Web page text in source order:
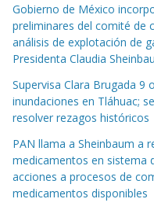
Gobierno de México
preliminares del comité de
análisis de explotación de
Presidenta Claudia
Supervisa Clara Brugada 9
inundaciones en Tláhuac;
resolver rezagos históricos
PAN llama a Sheinbaum a
medicamentos en sistema
acciones a procesos de
medicamentos disponibles